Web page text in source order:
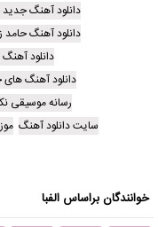
دانلود آهنگ جدید
دانلود آهنگ حامد
دانلود
دانلود آهنگ های
رسانه موسیقی
سایت دانلود آهنگ
خوانندگان براساس الفبا